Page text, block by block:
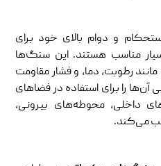
و دوام بالای خود برای
مناسب هستند. این سنگ‌ها
رطوبت، دما، و فشار مقاومت
را برای استفاده در فضاهای
داخلی، محوطه‌های بیرونی،
می‌کند.